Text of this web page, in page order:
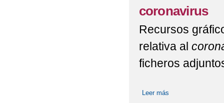
coronavirus
Recursos
relativa al
ficheros
Leer más